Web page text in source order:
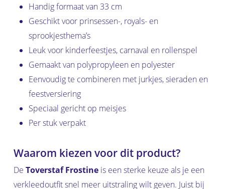
Handig formaat van 33 cm
Geschikt voor prinsessen-, royals- en
sprookjesthema’s
Leuk voor kinderfeestjes, carnaval en rollenspel
Gemaakt van polypropyleen en polyester
Eenvoudig te combineren met jurkjes, sieraden en
feestversiering
Speciaal gericht op meisjes
Per stuk verpakt
Waarom kiezen voor dit product?
De Toverstaf Frostineis een sterke keuze als je een
verkleedoutfit snel meer uitstraling wilt geven. Juist bij